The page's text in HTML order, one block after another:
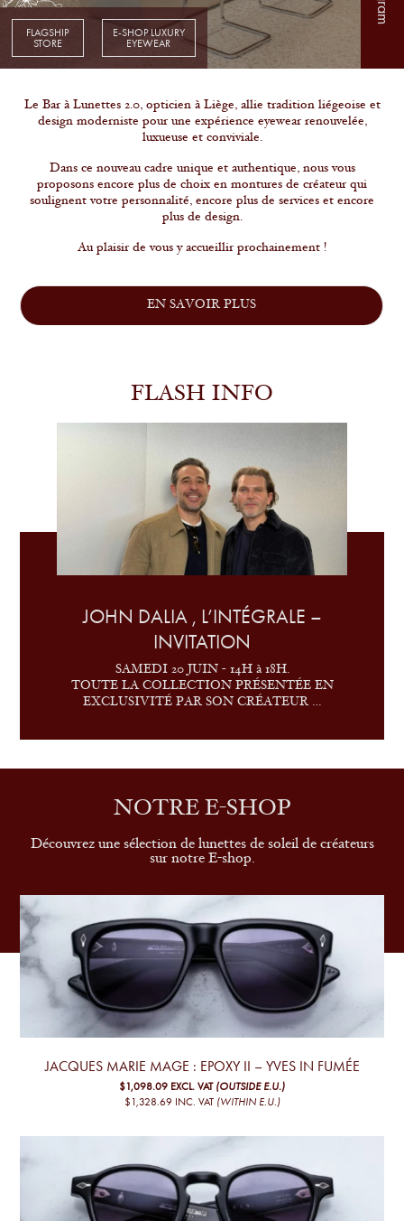
FLAGSHIP
STORE
E-SHOP LUXURY
EYEWEAR
Le Bar à Lunettes 2.0, opticien à Liège, allie tradition liégeoise et
design moderniste pour une expérience eyewear renouvelée,
luxueuse et conviviale.
Dans ce nouveau cadre unique et authentique, nous vous
proposons encore plus de choix en montures de créateur qui
soulignent votre personnalité, encore plus de services et encore
plus de design.
Au plaisir de vous y accueillir prochainement !
EN SAVOIR PLUS
FLASH INFO
JOHN DALIA , L’INTÉGRALE –
INVITATION
SAMEDI 20 JUIN - 14H à 18H.
TOUTE LA COLLECTION PRÉSENTÉE EN
EXCLUSIVITÉ PAR SON CRÉATEUR …
NOTRE E-SHOP
Découvrez une sélection de lunettes de soleil de créateurs
sur notre E-shop.
JACQUES MARIE MAGE : EPOXY II – YVES IN FUMÉE
$1,098.09 EXCL. VAT (OUTSIDE E.U.)
$1,328.69 INC. VAT (WITHIN E.U.)